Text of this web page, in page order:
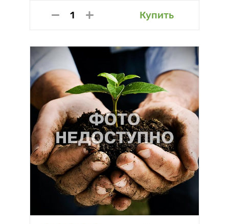
Купить